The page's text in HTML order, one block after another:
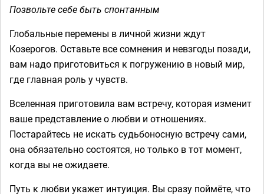
Позвольте себе быть спонтанным
Глобальные перемены в личной жизни ждут
Козерогов. Оставьте все сомнения и невзгоды позади,
вам надо приготовиться к погружению в новый мир,
где главная роль у чувств.
Вселенная приготовила вам встречу, которая изменит
ваше представление о любви и отношениях.
Постарайтесь не искать судьбоносную встречу сами,
она обязательно состоятся, но только в тот момент,
когда вы не ожидаете.
Путь к любви укажет интуиция. Вы сразу поймёте, что